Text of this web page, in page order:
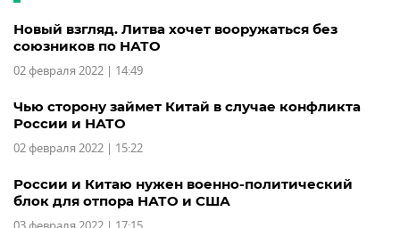
Новый взгляд. Литва хочет вооружаться без
союзников по НАТО
02 февраля 2022 | 14:49
Чью сторону займет Китай в случае конфликта
России и НАТО
02 февраля 2022 | 15:22
России и Китаю нужен военно-политический
блок для отпора НАТО и США